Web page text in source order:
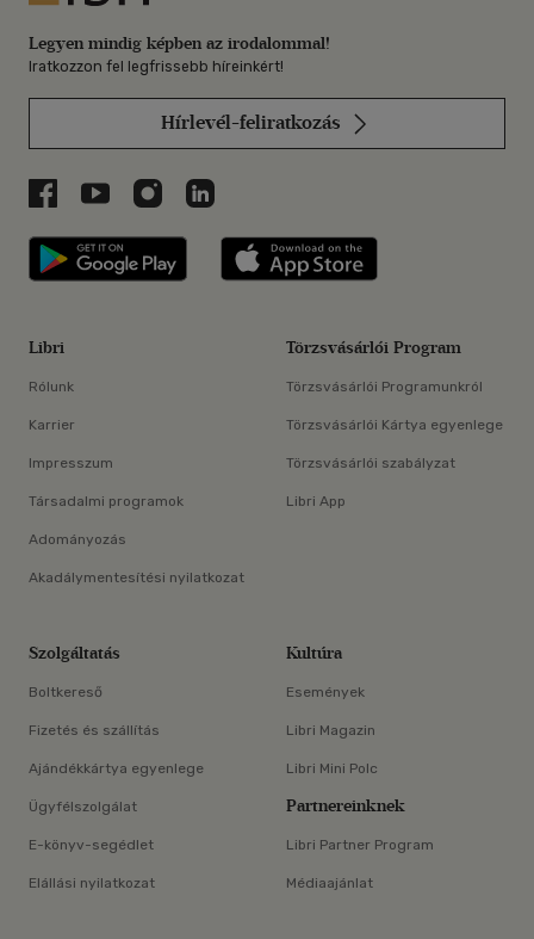
Legyen mindig képben az irodalommal!
Iratkozzon fel legfrissebb híreinkért!
Hírlevél-feliratkozás
Libri a Facebookon
Libri a Youtube-on
Libri az Instagramon
Libri a LinkedInen
Libri applikáció Szerezd meg: Google
Libri
Rólunk
Karrier
Impresszum
Társadalmi programok
Adományozás
Akadálymentesítési nyilatkozat
Törzsvásárlói Program
Törzsvásárlói Programunkról
Törzsvásárlói Kártya egyenlege
Törzsvásárlói szabályzat
Libri App
Szolgáltatás
Boltkereső
Fizetés és szállítás
Ajándékkártya egyenlege
Ügyfélszolgálat
E-könyv-segédlet
Elállási nyilatkozat
Kultúra
Események
Libri Magazin
Libri Mini Polc
Partnereinknek
Libri Partner Program
Médiaajánlat